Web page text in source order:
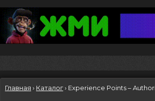
Главная › Каталог› Experience Points –